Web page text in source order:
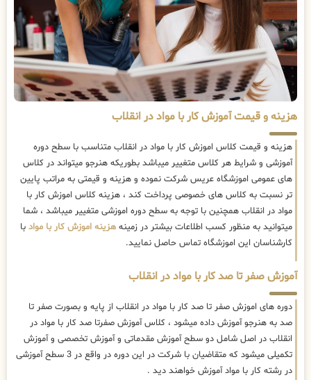
هزینه و قیمت آموزش کار با مواد در انقلاب
هزینه و قیمت کلاس اموزش کار با مواد در انقلاب متناسب با سطح دوره
آموزشی و شرایط هر کلاس متغییر میباشد بطوریکه هنرجو میتواند در کلاس
های عمومی اموزشگاه عریس شرکت نموده و هزینه و قیمتی به مراتب پایین
تر نسبت به کلاس های خصوصی پرداخت کند ، هزینه کلاس اموزش کار با
مواد در انقلاب همچنین با توجه به سطح دوره اموزشی متغییر میباشد ، شما
میتوانید به منظور کسب اطلاعات بیشتر در زمینه هزینه اموزش کار با مواد با
کارشناسان این اموزشگاه تماس حاصل نمایید.
آموزش صفر تا صد کار با مواد در انقلاب
دوره های اموزش صفر تا صد کار با مواد در انقلاب از پایه و بصورت صفر تا
صد به هنرجو آموزش داده میشود ، کلاس آموزش صفرتا صد کار با مواد در
انقلاب در اصل شامل دو سطح آموزش مقدماتی و آموزش تخصصی و آموزش
تکمیلی میشود که متقاضیان با شرکت در این دوره در واقع در 3 سطح آموزشی
در رشته کار با مواد آموزش خواهند دید .